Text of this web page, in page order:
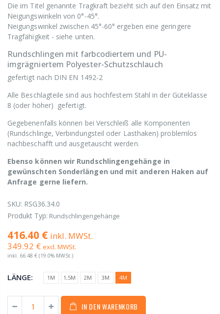
Die im Titel genannte Tragkraft bezieht sich auf den Einsatz mit
Neigungswinkeln von 0°-45°.
Neigungswinkel zwischen 45°-60° ergeben eine geringere
Tragfähigkeit - siehe unten.
Rundschlingen mit farbcodiertem und PU-
imgrägniertem Polyester-Schutzschlauch
gefertigt nach DIN EN 1492-2
Alle Beschlagteile sind aus hochfestem Stahl in der Güteklasse
8 (oder höher) gefertigt.
Gegebenenfalls können bei Verschleiß alle Komponenten
(Rundschlinge, Verbindungsteil oder Lasthaken) problemlos
nachbeschafft und ausgetauscht werden.
Ebenso können wir Rundschlingengehänge in
gewünschten Sonderlängen und mit anderen Haken auf
Anfrage gerne liefern.
SKU: RSG36.34.0
Produkt Typ: Rundschlingengehänge
416.40 € inkl. MWSt.
349.92 € excl. MWSt.
inkl. 66.48 € (19.0% MWSt.)
LÄNGE: 1M 1,5M 2M 3M 4M
IN DEN WARENKORB